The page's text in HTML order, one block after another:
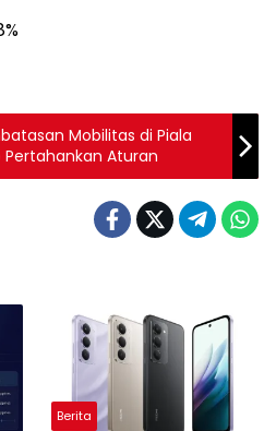
Mobilitas di Piala
Pertahankan Aturan
Berita